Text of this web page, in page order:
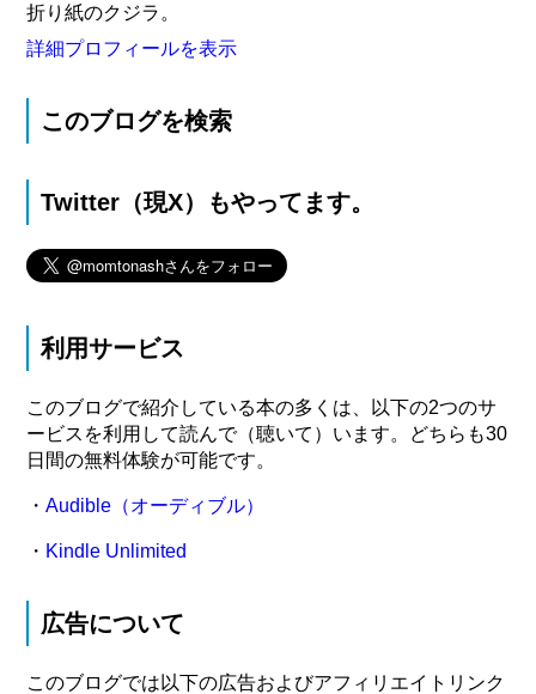
折り紙のクジラ。
詳細プロフィールを表示
このブログを検索
Twitter（現X）もやってます。
利用サービス
このブログで紹介している本の多くは、以下の2つのサ
ービスを利用して読んで（聴いて）います。どちらも30
日間の無料体験が可能です。
・Audible（オーディブル）
・ Kindle Unlimited
広告について
このブログでは以下の広告およびアフィリエイトリンク